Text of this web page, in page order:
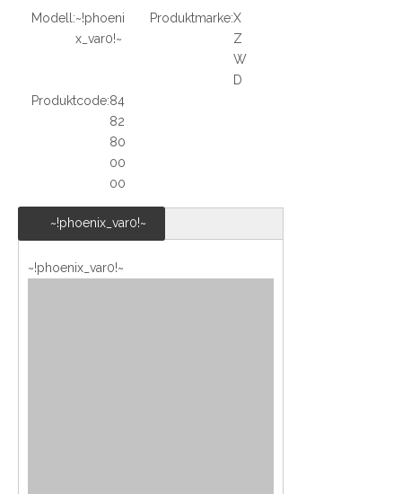
Modell:~!phoeni
x_var0!~
Produktmarke:X
Z
W
D
Produktcode:84
82
80
00
00
~!phoenix_var0!~
~!phoenix_var0!~